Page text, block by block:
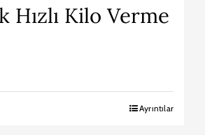
Hızlı Kilo Verme
Ayrıntılar